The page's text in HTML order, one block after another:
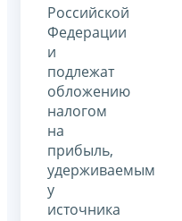
Российской
Федерации
и
подлежат
обложению
налогом
на
прибыль,
удерживаемым
у
источника